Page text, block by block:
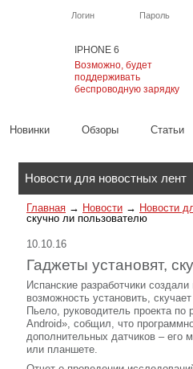
IPHONE 6
Возможно, будет
поддерживать
беспроводную зарядку
Логин Пароль
Новинки Обзоры Cтатьи
Новости для новостных лент
Главная → Новости → Новости
скучно ли пользователю
10.10.16
Гаджеты установят,
Испанские разработчики
возможность установить,
Пьело, руководитель проекта по
Android», собщил, что
дополнительных датчиков – его
или планшете.